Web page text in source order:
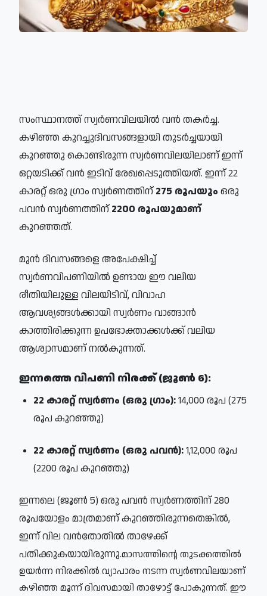
സംസ്ഥാനത്ത് സ്വർണവിലയിൽ വൻ തകർച്ച.
കഴിഞ്ഞ കുറച്ചുദിവസങ്ങളായി തുടർച്ചയായി
കുറഞ്ഞു കൊണ്ടിരുന്ന സ്വർണവിലയിലാണ് ഇന്ന്
ഒറ്റയടിക്ക് വൻ ഇടിവ് രേഖപ്പെടുത്തിയത്. ഇന്ന് 22
കാരറ്റ് ഒരു ഗ്രാം സ്വർണത്തിന്275 രൂപയും ഒരു
പവൻ സ്വർണത്തിന്2200 രൂപയുമാണ്
കുറഞ്ഞത്.
മുൻ ദിവസങ്ങളെ അപേക്ഷിച്ച്
സ്വർണവിപണിയിൽ ഉണ്ടായ ഈ വലിയ
രീതിയിലുള്ള വിലയിടിവ്, വിവാഹ
ആവശ്യങ്ങൾക്കായി സ്വർണം വാങ്ങാൻ
കാത്തിരിക്കുന്ന ഉപഭോക്താക്കൾക്ക് വലിയ
ആശ്വാസമാണ് നൽകുന്നത്.
ഇന്നത്തെ വിപണി നിരക്ക് (ജൂൺ 6):
22 കാരറ്റ് സ്വർണം (ഒരു ഗ്രാം):14,000 രൂപ (275
രൂപ കുറഞ്ഞു)
22 കാരറ്റ് സ്വർണം (ഒരു പവൻ):1,12,000 രൂപ
(2200 രൂപ കുറഞ്ഞു)
ഇന്നലെ (ജൂൺ 5) ഒരു പവൻ സ്വർണത്തിന് 280
രൂപയോളം മാത്രമാണ് കുറഞ്ഞിരുന്നതെങ്കിൽ,
ഇന്ന് വില വൻതോതിൽ താഴേക്ക്
പതിക്കുകയായിരുന്നു.മാസത്തിന്റെ തുടക്കത്തിൽ
ഉയർന്ന നിരക്കിൽ വ്യാപാരം നടന്ന സ്വർണവിലയാണ്
കഴിഞ്ഞ മൂന്ന് ദിവസമായി താഴോട്ട് പോകുന്നത്. ഈ